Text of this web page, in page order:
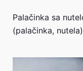
Palačinka sa
(palačinka, nutela)